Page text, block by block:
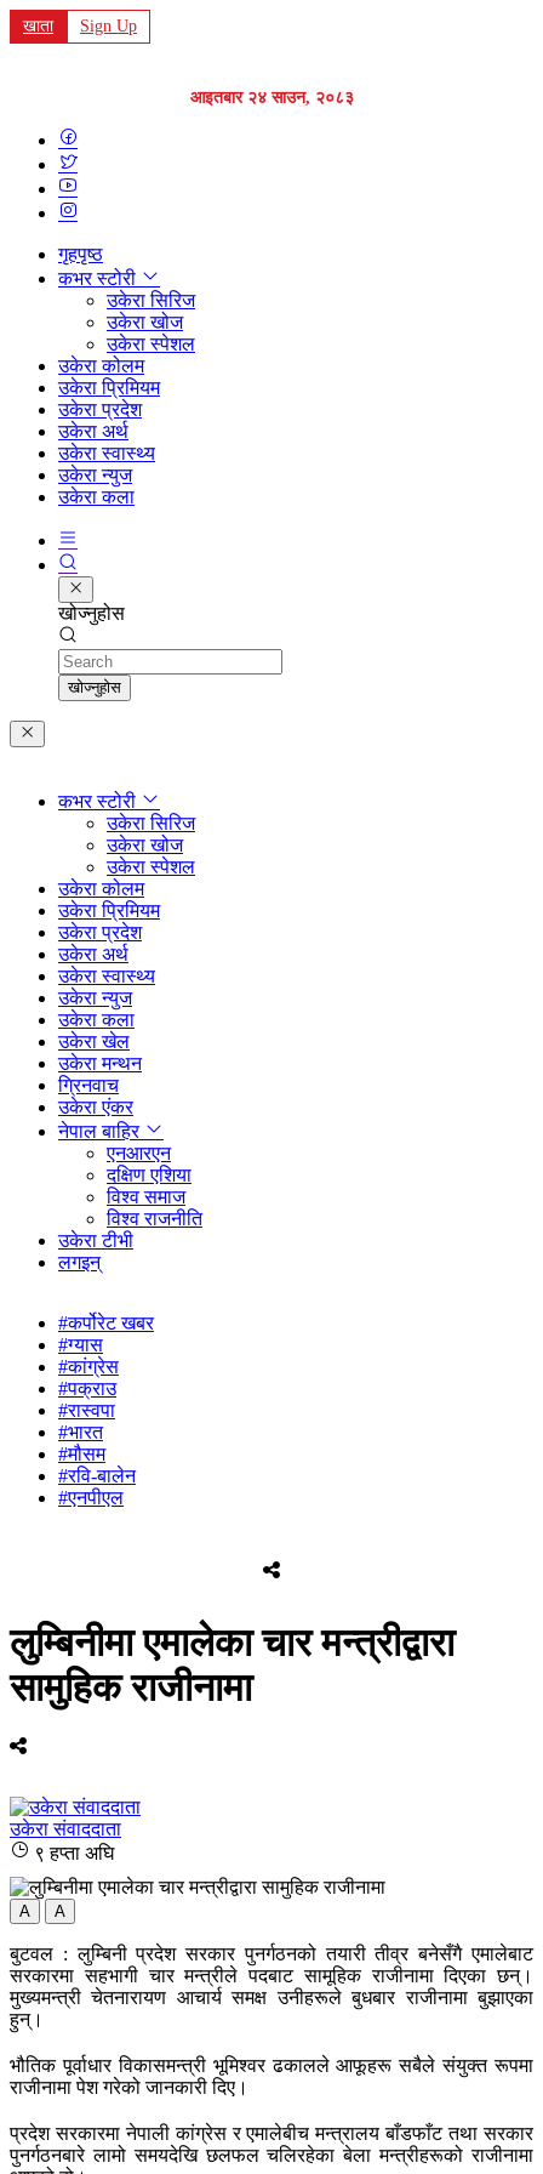
खाता Sign Up
आइतबार २४ साउन, २०८३
गृहपृष्ठ
कभर स्टोरी
उकेरा सिरिज
उकेरा खोज
उकेरा स्पेशल
उकेरा कोलम
उकेरा प्रिमियम
उकेरा प्रदेश
उकेरा अर्थ
उकेरा स्वास्थ्य
उकेरा न्युज
उकेरा कला
खोज्नुहोस
Search
खोज्नुहोस
कभर स्टोरी
उकेरा सिरिज
उकेरा खोज
उकेरा स्पेशल
उकेरा कोलम
उकेरा प्रिमियम
उकेरा प्रदेश
उकेरा अर्थ
उकेरा स्वास्थ्य
उकेरा न्युज
उकेरा कला
उकेरा खेल
उकेरा मन्थन
ग्रिनवाच
उकेरा एंकर
नेपाल बाहिर
एनआरएन
दक्षिण एशिया
विश्व समाज
विश्व राजनीति
उकेरा टीभी
लगइन्
#कर्पोरेट खबर
#ग्यास
#कांग्रेस
#पक्राउ
#रास्वपा
#भारत
#मौसम
#रवि-बालेन
#एनपीएल
लुम्बिनीमा एमालेका चार मन्त्रीद्वारा
सामुहिक राजीनामा
उकेरा संवाददाता
९ हप्ता अघि
A A
बुटवल : लुम्बिनी प्रदेश सरकार पुनर्गठनको तयारी तीव्र बनेसँगै एमालेबाट
सरकारमा सहभागी चार मन्त्रीले पदबाट सामूहिक राजीनामा दिएका छन्।
मुख्यमन्त्री चेतनारायण आचार्य समक्ष उनीहरूले बुधबार राजीनामा बुझाएका
हुन्।
भौतिक पूर्वाधार विकासमन्त्री भूमिश्वर ढकालले आफूहरू सबैले संयुक्त रूपमा
राजीनामा पेश गरेको जानकारी दिए।
प्रदेश सरकारमा नेपाली कांग्रेस र एमालेबीच मन्त्रालय बाँडफाँट तथा सरकार
पुनर्गठनबारे लामो समयदेखि छलफल चलिरहेका बेला मन्त्रीहरूको राजीनामा